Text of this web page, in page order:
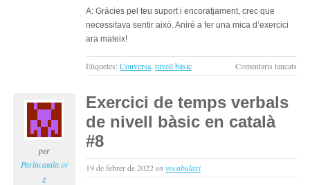
A: Gràcies pel teu suport i encoratjament, crec que
necessitava sentir això. Aniré a fer una mica d’exercici
ara mateix!
Etiquetes: Conversa nivell bàsic Comentaris tancats
Els
:
per
Parlacatala.or
g
Exercici de temps verbals
de nivell bàsic en català
#8
19 de febrer de 2022envocabulari